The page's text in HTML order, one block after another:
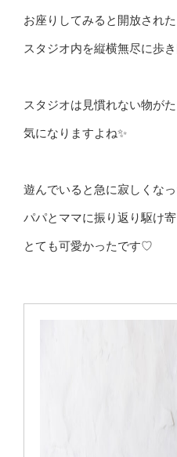
お座りしてみると開放され
スタジオ内を縦横無尽に歩
スタジオは見慣れない物が
気になりますよね✨
遊んでいると急に寂しくなっ
パパとママに振り返り駆け
とても可愛かったです♡